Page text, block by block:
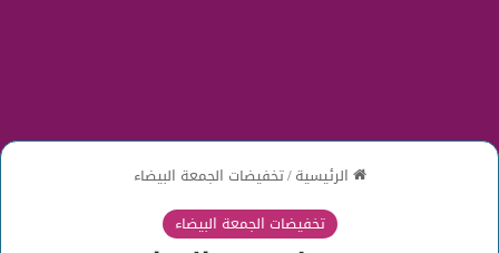
الرئيسية/تخفيضات الجمعة البيضاء
تخفيضات الجمعة البيضاء